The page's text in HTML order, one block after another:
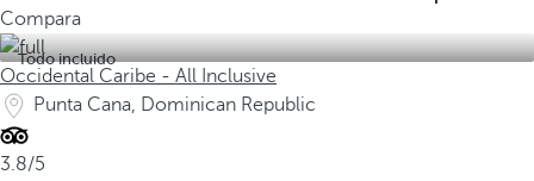
Compara
Todo incluido
Occidental Caribe - All Inclusive
Punta Cana, Dominican Republic
3.8/5